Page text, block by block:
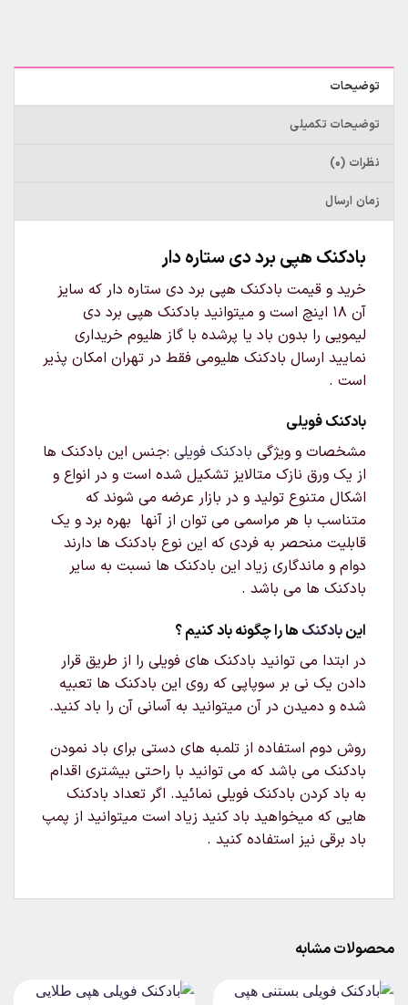
توضیحات
توضیحات تکمیلی
نظرات (0)
زمان ارسال
بادکنک هپی برد دی ستاره دار
خرید و قیمت بادکنک هپی برد دی ستاره دار که سایز
آن 18 اینچ است و میتوانید بادکنک هپی برد دی
لیمویی را بدون باد یا پرشده با گاز هلیوم خریداری
نمایید ارسال بادکنک هلیومی فقط در تهران امکان پذیر
است .
بادکنک فویلی
مشخصات و ویژگی بادکنک فویلی :جنس این بادکنک ها
از یک ورق نازک متالایز تشکیل شده است و در انواع و
اشکال متنوع تولید و در بازار عرضه می شوند که
متناسب با هر مراسمی می توان از آنها بهره برد و یک
قابلیت منحصر به فردی که این نوع بادکنک ها دارند
دوام و ماندگاری زیاد این بادکنک ها نسبت به سایر
بادکنک ها می باشد .
اینبادکنک ها را چگونه باد کنیم ؟
در ابتدا می توانید بادکنک های فویلی را از طریق قرار
دادن یک نی بر سوپاپی که روی این بادکنک ها تعبیه
شده و دمیدن در آن میتوانید به آسانی آن را باد کنید.
روش دوم استفاده از تلمبه های دستی برای باد نمودن
بادکنک می باشد که می توانید با راحتی بیشتری اقدام
به باد کردن بادکنک فویلی نمائید. اگر تعداد بادکنک
هایی که میخواهید باد کنید زیاد است میتوانید از پمپ
باد برقی نیز استفاده کنید .
محصولات مشابه